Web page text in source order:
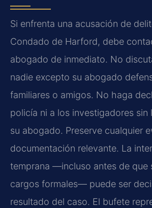
Si enfrenta una acusación de
Condado de Harford, debe
abogado de inmediato. No
nadie excepto su abogado
familiares o amigos. No haga
policía ni a los investigadores sin
su abogado. Preserve cualquier
documentación relevante. La
temprana —incluso antes de que
cargos formales— puede ser
resultado del caso. El bufete